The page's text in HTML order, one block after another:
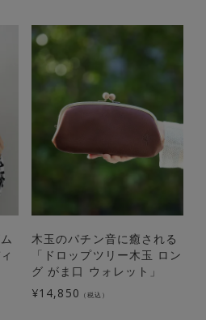
木玉のパチン音に癒される
「ドロップツリー木玉 ロン
グ がま口 ウォレット」
¥14,850 （税込）